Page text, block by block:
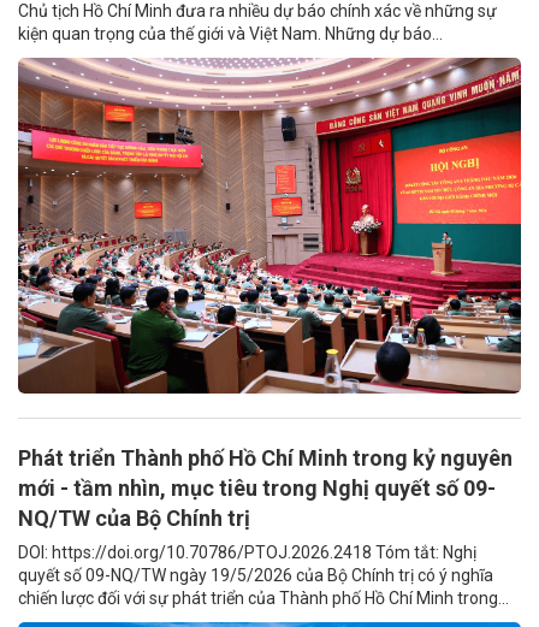
Chủ tịch Hồ Chí Minh đưa ra nhiều dự báo chính xác về những sự
kiện quan trọng của thế giới và Việt Nam. Những dự báo...
Phát triển Thành phố Hồ Chí Minh trong kỷ nguyên
mới - tầm nhìn, mục tiêu trong Nghị quyết số 09-
NQ/TW của Bộ Chính trị
DOI: https://doi.org/10.70786/PTOJ.2026.2418 Tóm tắt: Nghị
quyết số 09-NQ/TW ngày 19/5/2026 của Bộ Chính trị có ý nghĩa
chiến lược đối với sự phát triển của Thành phố Hồ Chí Minh trong...